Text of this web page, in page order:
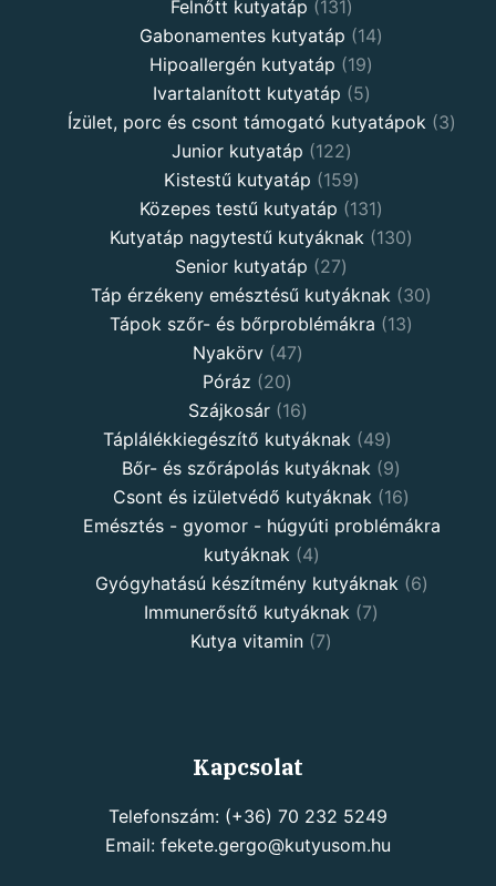
Felnőtt kutyatáp
131
Gabonamentes kutyatáp
14
Hipoallergén kutyatáp
19
Ivartalanított kutyatáp
5
Ízület, porc és csont támogató kutyatápok
3
Junior kutyatáp
122
Kistestű kutyatáp
159
Közepes testű kutyatáp
131
Kutyatáp nagytestű kutyáknak
130
Senior kutyatáp
27
Táp érzékeny emésztésű kutyáknak
30
Tápok szőr- és bőrproblémákra
13
Nyakörv
47
Póráz
20
Szájkosár
16
Táplálékkiegészítő kutyáknak
49
Bőr- és szőrápolás kutyáknak
9
Csont és izületvédő kutyáknak
16
Emésztés - gyomor - húgyúti problémákra
kutyáknak
4
Gyógyhatású készítmény kutyáknak
6
Immunerősítő kutyáknak
7
Kutya vitamin 7
Kapcsolat
Telefonszám: (+36) 70 232 5249
Email: fekete.gergo@kutyusom.hu